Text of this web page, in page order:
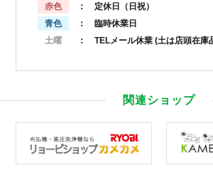
赤色
： 定休日（日祝）
青色
： 臨時休業日
土曜
： TELメール休業 (土は店頭在庫
関連ショップ